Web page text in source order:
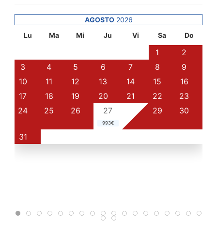
AGOSTO2026
Lu
Ma Mi Ju Vi Sa Do
1
2
3
4 5 6 7 8
9
10
11 12 13 14 15
16
17
18 19 20 21 22
23
24
25 26 27
993€
29 30
31